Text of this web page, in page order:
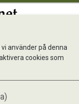
använder på denna
cookies som